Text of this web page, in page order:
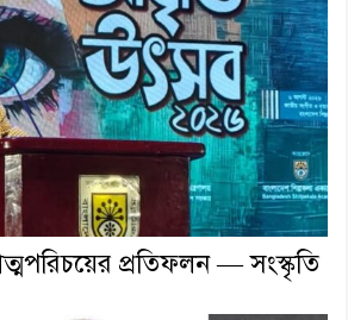
প্রতিফলন — সংস্কৃতি